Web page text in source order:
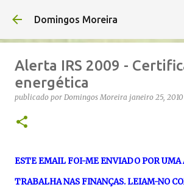
Avançar para o conteúdo
Domingos Moreira
Alerta IRS 2009 -
energética
publicado por Domingos Moreira janeiro 25, 2010
ESTE EMAIL FOI-ME ENVIADO POR UMA
TRABALHA NAS FINANÇAS. LEIAM-NO